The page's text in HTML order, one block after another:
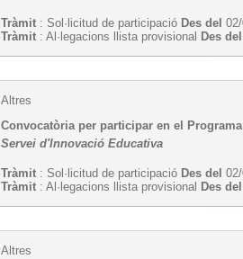
Tràmit : Sol·licitud de participació Des del
Tràmit : Al·legacions llista provisional Des del
Altres
Convocatòria per participar en el
Servei d'Innovació Educativa
Tràmit : Sol·licitud de participació Des del
Tràmit : Al·legacions llista provisional Des del
Altres